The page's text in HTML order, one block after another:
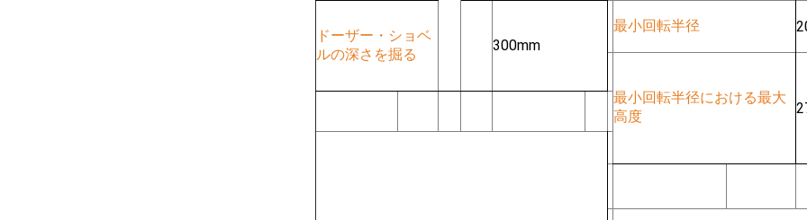
ドーザー・ショベ
ルの深さを掘る
300mm
最小回転半径
最小回転半径における最大
高度